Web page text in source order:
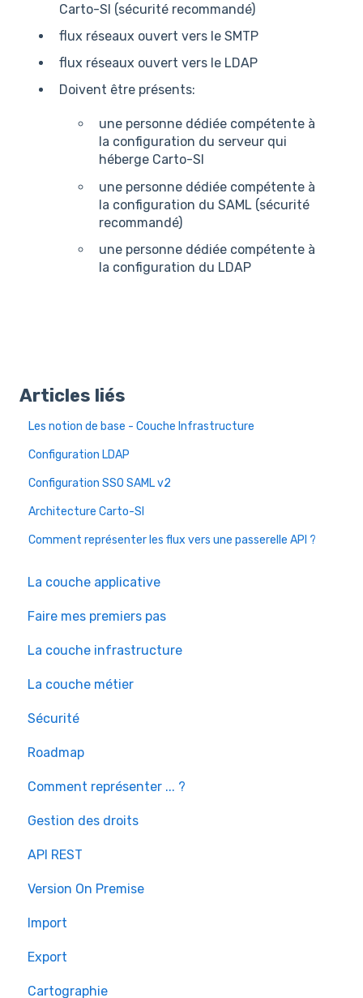
Carto-SI (sécurité recommandé)
flux réseaux ouvert vers le SMTP
flux réseaux ouvert vers le LDAP
Doivent être présents:
une personne dédiée compétente à
la configuration du serveur qui
héberge Carto-SI
une personne dédiée compétente à
la configuration du SAML (sécurité
recommandé)
une personne dédiée compétente à
la configuration du LDAP
Articles liés
Les notion de base - Couche Infrastructure
Configuration LDAP
Configuration SSO SAML v2
Architecture Carto-SI
Comment représenter les flux vers une passerelle API ?
La couche applicative
Faire mes premiers pas
La couche infrastructure
La couche métier
Sécurité
Roadmap
Comment représenter ... ?
Gestion des droits
API REST
Version On Premise
Import
Export
Cartographie